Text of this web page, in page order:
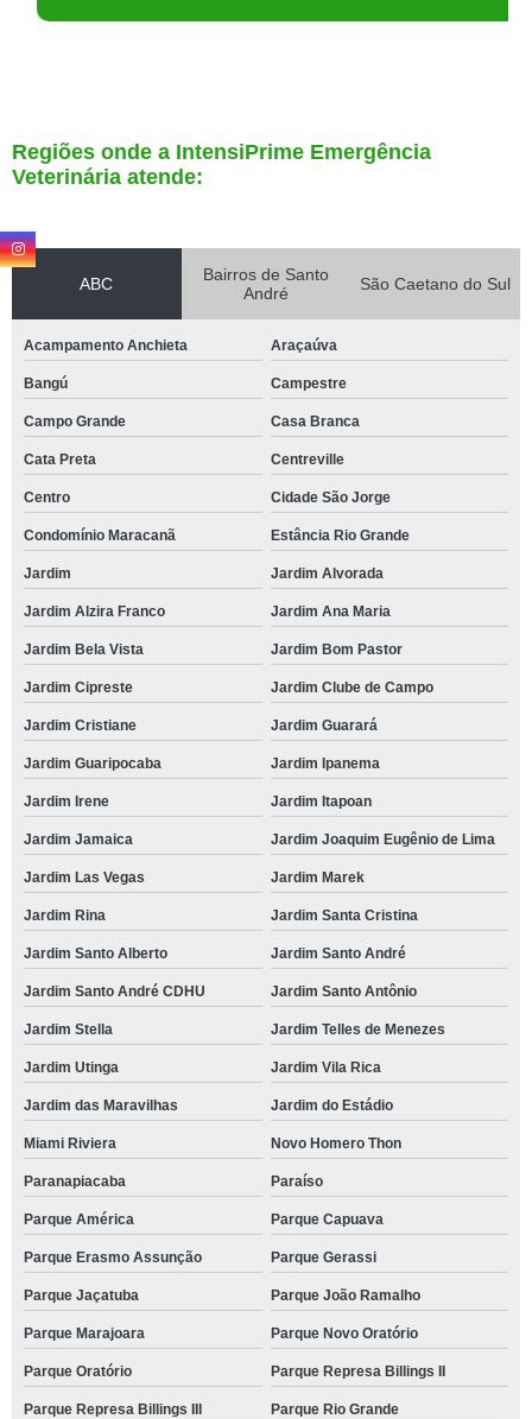
Regiões onde a IntensiPrime Emergência
Veterinária atende:
ABC
Bairros de Santo
André
São Caetano do Sul
Acampamento Anchieta Araçaúva
Bangú Campestre
Campo Grande Casa Branca
Cata Preta Centreville
Centro Cidade São Jorge
Condomínio Maracanã Estância Rio Grande
Jardim Jardim Alvorada
Jardim Alzira Franco Jardim Ana Maria
Jardim Bela Vista Jardim Bom Pastor
Jardim Cipreste Jardim Clube de Campo
Jardim Cristiane Jardim Guarará
Jardim Guaripocaba Jardim Ipanema
Jardim Irene Jardim Itapoan
Jardim Jamaica Jardim Joaquim Eugênio de Lima
Jardim Las Vegas Jardim Marek
Jardim Rina Jardim Santa Cristina
Jardim Santo Alberto Jardim Santo André
Jardim Santo André CDHU Jardim Santo Antônio
Jardim Stella Jardim Telles de Menezes
Jardim Utinga Jardim Vila Rica
Jardim das Maravilhas Jardim do Estádio
Miami Riviera Novo Homero Thon
Paranapiacaba Paraíso
Parque América Parque Capuava
Parque Erasmo Assunção Parque Gerassi
Parque Jaçatuba Parque João Ramalho
Parque Marajoara Parque Novo Oratório
Parque Oratório Parque Represa Billings II
Parque Represa Billings III Parque Rio Grande